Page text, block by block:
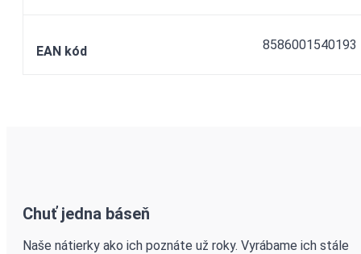
EAN kód 8586001540193
Chuť jedna báseň
Naše nátierky ako ich poznáte už roky. Vyrábame ich stále